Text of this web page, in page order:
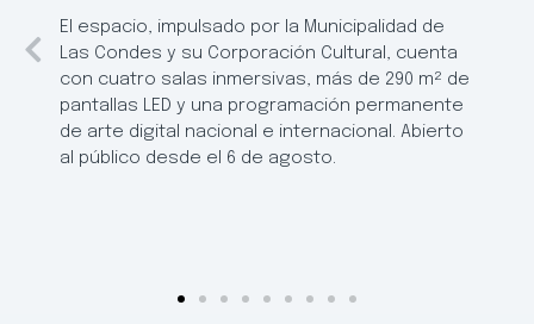
El espacio, impulsado por la Municipalidad de
Las Condes y su Corporación Cultural, cuenta
con cuatro salas inmersivas, más de 290 m² de
pantallas LED y una programación permanente
de arte digital nacional e internacional. Abierto
al público desde el 6 de agosto.